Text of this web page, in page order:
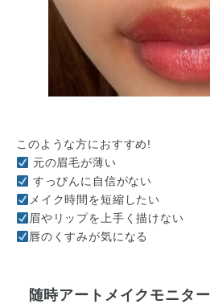
このような方におすすめ!
元の眉毛が薄い
すっぴんに自信がない
メイク時間を短縮したい
眉やリップを上手く描けない
唇のくすみが気になる
随時アートメイクモニタ